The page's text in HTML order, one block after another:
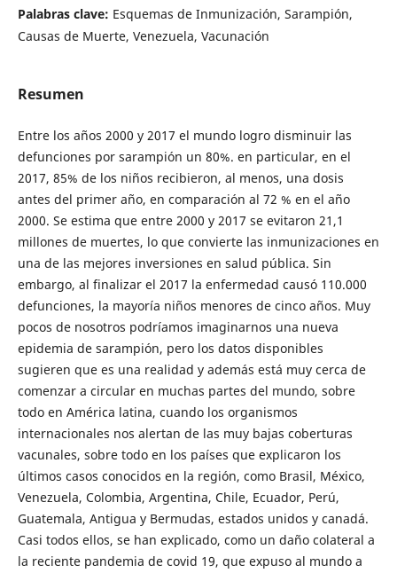
Palabras clave: Esquemas de Inmunización, Sarampión,
Causas de Muerte, Venezuela, Vacunación
Resumen
Entre los años 2000 y 2017 el mundo logro disminuir las
defunciones por sarampión un 80%. en particular, en el
2017, 85% de los niños recibieron, al menos, una dosis
antes del primer año, en comparación al 72 % en el año
2000. Se estima que entre 2000 y 2017 se evitaron 21,1
millones de muertes, lo que convierte las inmunizaciones en
una de las mejores inversiones en salud pública. Sin
embargo, al finalizar el 2017 la enfermedad causó 110.000
defunciones, la mayoría niños menores de cinco años. Muy
pocos de nosotros podríamos imaginarnos una nueva
epidemia de sarampión, pero los datos disponibles
sugieren que es una realidad y además está muy cerca de
comenzar a circular en muchas partes del mundo, sobre
todo en América latina, cuando los organismos
internacionales nos alertan de las muy bajas coberturas
vacunales, sobre todo en los países que explicaron los
últimos casos conocidos en la región, como Brasil, México,
Venezuela, Colombia, Argentina, Chile, Ecuador, Perú,
Guatemala, Antigua y Bermudas, estados unidos y canadá.
Casi todos ellos, se han explicado, como un daño colateral a
la reciente pandemia de covid 19, que expuso al mundo a